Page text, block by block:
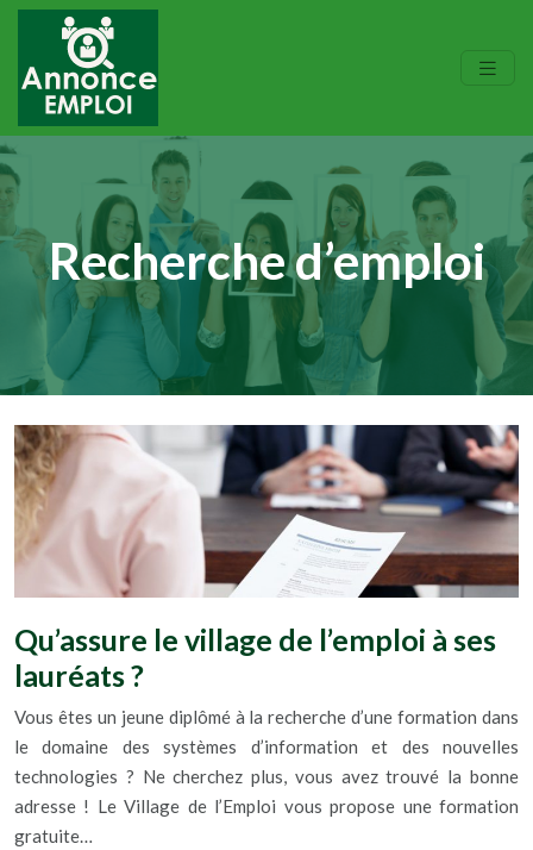
Recherche d’emploi
Qu’assure le village de l’emploi à ses
lauréats ?
Vous êtes un jeune diplômé à la recherche d’une formation dans
le domaine des systèmes d’information et des nouvelles
technologies ? Ne cherchez plus, vous avez trouvé la bonne
adresse ! Le Village de l’Emploi vous propose une formation
gratuite…